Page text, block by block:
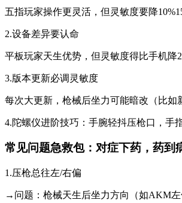
五指玩家操作更灵活，但灵敏度要降
2.设备差异要认命
平板玩家天生优势，但灵敏度得比手机降
3.版本更新必调灵敏度
每次大更新，枪械后坐力可能暗改（比如
4.陀螺仪进阶技巧：手腕轻抖压枪口，手
常见问题急救包：对症下药，药到
1.压枪总往左/右偏
→问题：枪械天生后坐力方向（如AKM左